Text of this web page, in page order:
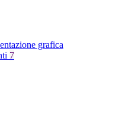
grafica
7